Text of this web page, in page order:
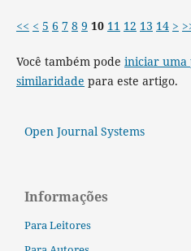
<< < 5 6 7 8 9 10 11 12 13 14 >
Você também pode iniciar uma
similaridade para este artigo.
Open Journal Systems
Informações
Para Leitores